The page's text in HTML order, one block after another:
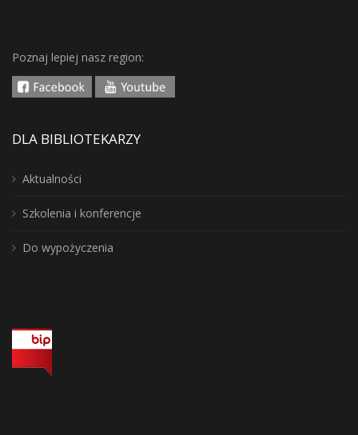
Poznaj lepiej nasz region:
DLA BIBLIOTEKARZY
Aktualności
Szkolenia i konferencje
Do wypożyczenia